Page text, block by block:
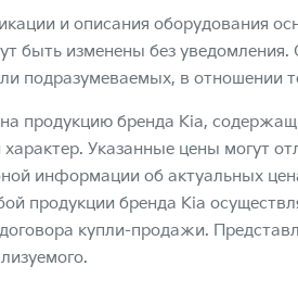
и описания оборудования
быть изменены без
подразумеваемых, в отношении
продукцию бренда Kia,
Указанные цены могут
информации об актуальных
продукции бренда Kia
купли-продажи.